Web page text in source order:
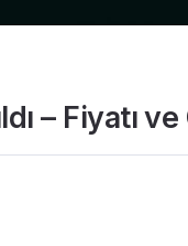
– Fiyatı